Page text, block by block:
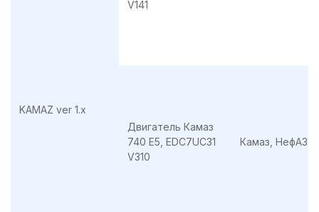
KAMAZ ver 1.x
V141
Двигатель Камаз
740 Е5, EDC7UC31
V310
Камаз, НефАЗ